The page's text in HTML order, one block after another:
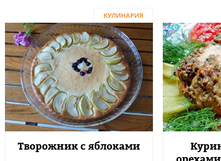
КУЛИНАРИЯ
Творожник с яблоками